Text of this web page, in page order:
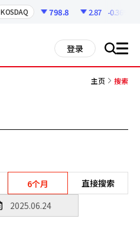
KOSDAQ 798.8 2.87 -0.36%
登录 搜 all
主页 搜索
6个月 直接搜索